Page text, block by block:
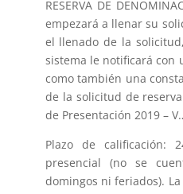
RESERVA DE
empezará a llenar su
el llenado de la
sistema le notificará con
como también una
de la solicitud de
de Presentación 2019 –
Plazo de calificación:
presencial (no se
domingos ni feriados).